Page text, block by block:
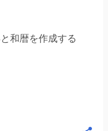
和暦を作成する